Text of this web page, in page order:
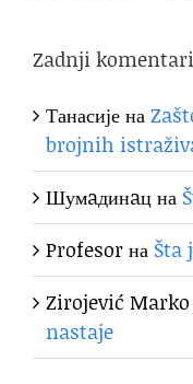
Zadnji komentari
Танасијена
brojnih
Шумaдинaцна
Profesorна Šta
Zirojević Marko
nastaje